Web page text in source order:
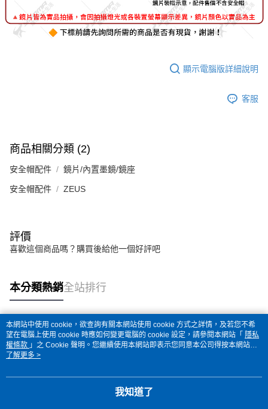
顯示電腦版詳細說明
客服
商品相關分類 (2)
安全帽配件 鏡片/內置墨鏡/鏡座
安全帽配件 ZEUS
評價
喜歡這個商品嗎？購買後給他一個好評吧
本分類熱銷全站排行
熱門標籤
本網站中使用 cookie，欲查詢有關本網站使用 cookie 方式之詳情，及若您不希
望在電腦上使用 cookie 時應如何變更電腦的 cookie 設定，請參閱本網站「 隱私
權條款 」之 Cookie 聲明。您繼續使用本網站即表示您同意本公司得按本網站使
用條款之 Cookie 聲明使用 cookie。
了解更多 >
我知道了